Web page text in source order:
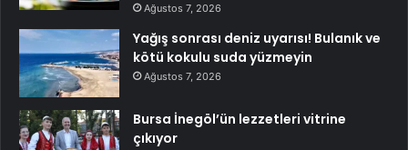
Ağustos 7, 2026
Yağış sonrası deniz uyarısı! Bulanık ve
kötü kokulu suda yüzmeyin
Ağustos 7, 2026
Bursa İnegöl’ün lezzetleri vitrine
çıkıyor